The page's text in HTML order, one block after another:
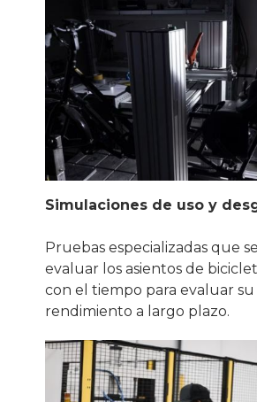
Simulaciones de uso y
Pruebas especializadas que
evaluar los asientos de
con el tiempo para evaluar
rendimiento a largo plazo.